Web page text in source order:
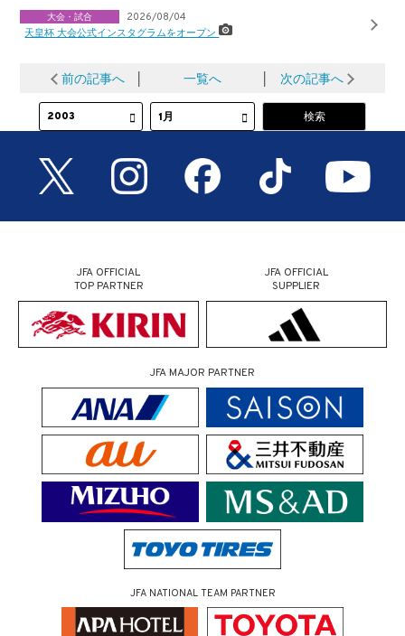
大会・試合 2026/08/04
天皇杯 大会公式インスタグラムをオープン
前の記事へ 一覧へ 次の記事へ
JFA OFFICIAL
TOP PARTNER
JFA OFFICIAL
SUPPLIER
JFA MAJOR PARTNER
JFA NATIONAL TEAM PARTNER